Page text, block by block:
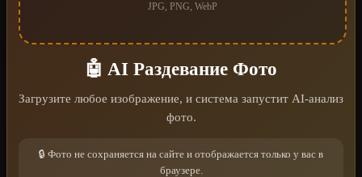
JPG, PNG, WebP
🤖 AI Раздевание Фото
Загрузите любое изображение, и система запустит AI-анализ
фото.
🔒 Фото не сохраняется на сайте и отображается только у вас в
браузере.